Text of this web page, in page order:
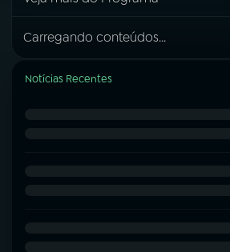
Carregando conteúdos...
Notícias Recentes